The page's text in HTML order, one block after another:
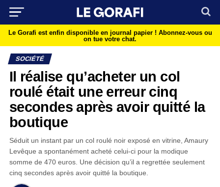
Le Gorafi est enfin disponible en journal papier ! Abonnez-vous ou
on tue votre chat.
SOCIÉTÉ
Il réalise qu’acheter un col
roulé était une erreur cinq
secondes après avoir quitté la
boutique
Séduit un instant par un col roulé noir exposé en vitrine, Amaury
Levêque a spontanément acheté celui-ci pour la modique
somme de 470 euros. Une décision qu’il a regrettée seulement
cinq secondes après avoir quitté la boutique.